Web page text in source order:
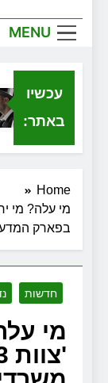
MENU
עכשיו
באתר:
בגירושין
Home
בפארק
חדשות
מי